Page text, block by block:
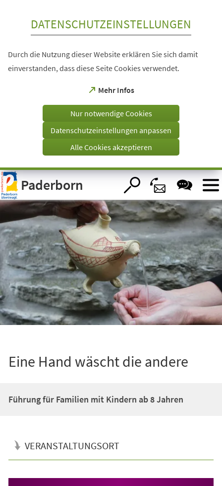
Visuelle
Assistenzsoftware
öffnen.
DATENSCHUTZEINSTELLUNGEN
Durch die Nutzung dieser Website erklären Sie sich damit
einverstanden, dass diese Seite Cookies verwendet.
Mehr Infos
(Öffnet
einem
Tab)
Nur notwendige Cookies
Datenschutzeinstellungen anpassen
Alle Cookies akzeptieren
Paderborn
Eine Hand wäscht die andere
Führung für Familien mit Kindern ab 8 Jahren
VERANSTALTUNGSORT